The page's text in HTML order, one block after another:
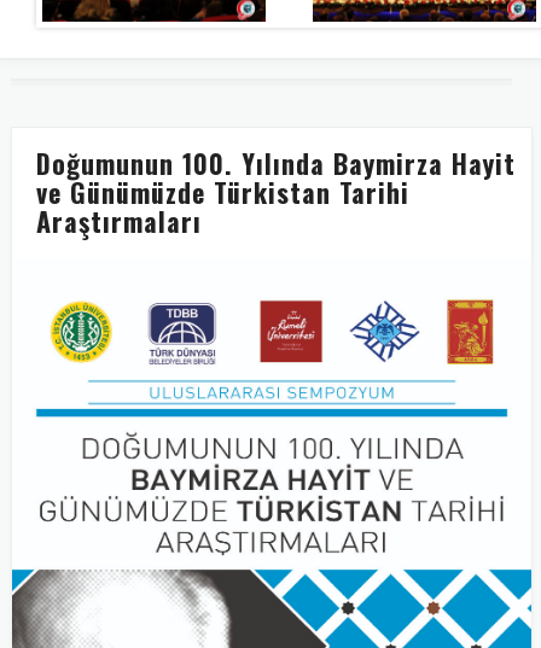
Doğumunun 100. Yılında Baymirza Hayit
ve Günümüzde Türkistan Tarihi
Araştırmaları